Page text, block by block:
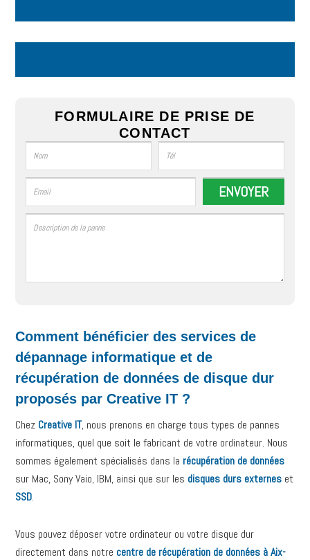
FORMULAIRE DE PRISE DE
CONTACT
Comment bénéficier des services de
dépannage informatique et de
récupération de données de disque dur
proposés par Creative IT ?
Chez Creative IT, nous prenons en charge tous types de pannes
informatiques, quel que soit le fabricant de votre ordinateur. Nous
sommes également spécialisés dans la récupération de données
sur Mac, Sony Vaio, IBM, ainsi que sur les disques durs externes et
SSD.
Vous pouvez déposer votre ordinateur ou votre disque dur
directement dans notre centre de récupération de données à Aix-